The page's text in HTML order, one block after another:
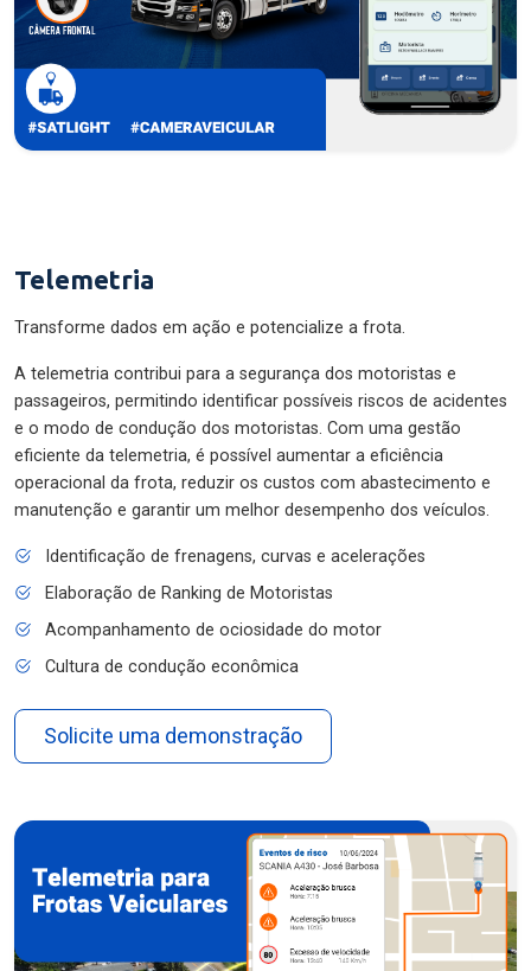
Telemetria
Transforme dados em ação e potencialize a frota.
A telemetria contribui para a segurança dos motoristas e
passageiros, permitindo identificar possíveis riscos de acidentes
e o modo de condução dos motoristas. Com uma gestão
eficiente da telemetria, é possível aumentar a eficiência
operacional da frota, reduzir os custos com abastecimento e
manutenção e garantir um melhor desempenho dos veículos.
Identificação de frenagens, curvas e acelerações
Elaboração de Ranking de Motoristas
Acompanhamento de ociosidade do motor
Cultura de condução econômica
Solicite uma demonstração